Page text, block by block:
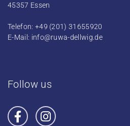
45357 Essen
Telefon: +49 (201) 31655920
E-Mail: info@ruwa-dellwig.de
Follow us